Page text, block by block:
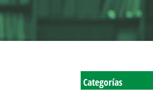
Categorías